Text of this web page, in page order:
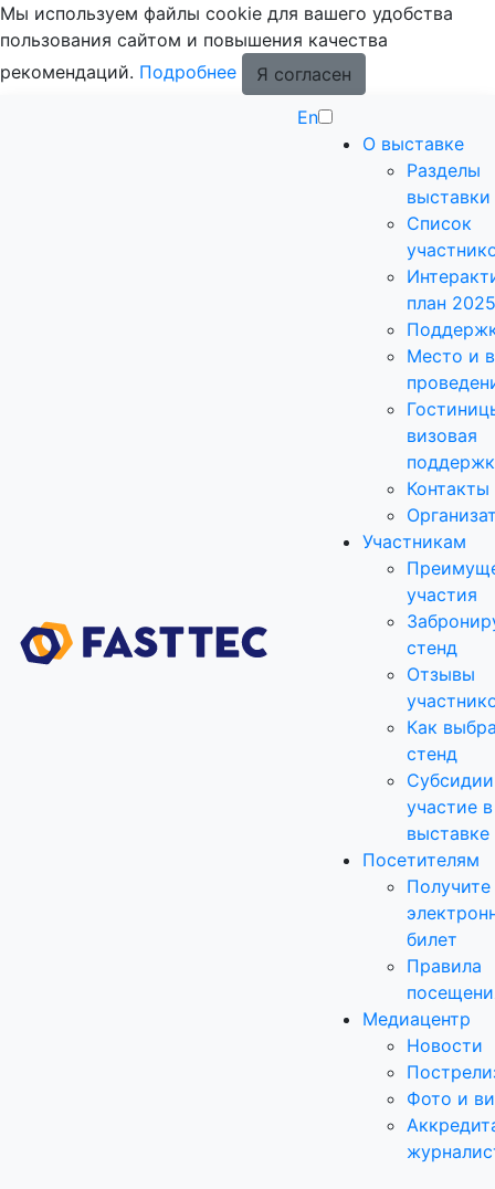
Мы используем файлы cookie для вашего удобства
пользования сайтом и повышения качества
рекомендаций. Подробнее
Я согласен
En
О выставке
Разделы
выставки
Список
план 2025
Место и
визовая
Контакты
Участникам
участия
стенд
Отзывы
Как
стенд
участие в
выставке
Посетителям
Получите
билет
Правила
Медиацентр
Новости
Фото и